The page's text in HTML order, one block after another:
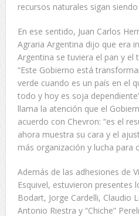
recursos naturales sigan
En ese sentido, Juan Carlos
Agraria Argentina dijo que era
Argentina se tuviera el pan y el
“Este Gobierno está
verde cuando es un país en el
todo y hoy es soja
llama la atención que el
acuerdo con Chevron: “es el
ahora muestra su cara y el
más organización y lucha para
Además de las adhesiones de
Esquivel, estuvieron presentes
Bodart, Jorge Cardelli, Claudio
Antonio Riestra y “Chiche”